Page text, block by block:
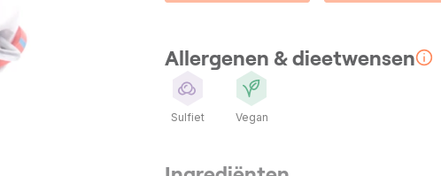
Allergenen & dieetwensen
Sulfiet Vegan